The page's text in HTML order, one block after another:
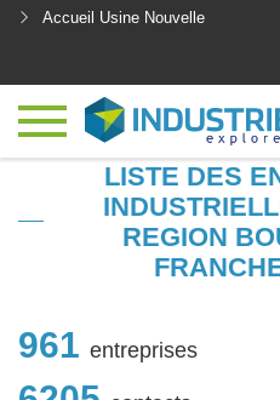
Accueil Usine Nouvelle
LISTE DES
REGION
961 entreprises